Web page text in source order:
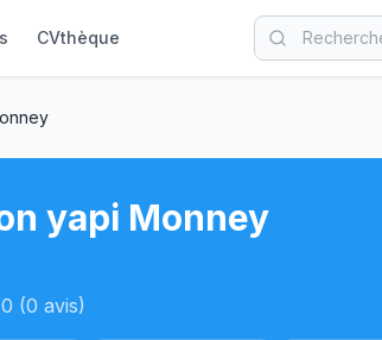
CVthèque
yapi Monney
(0 avis)